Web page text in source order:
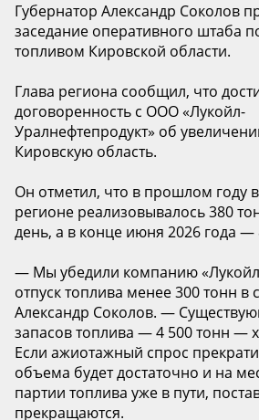
Губернатор Александр Соколов
заседание оперативного штаба
топливом Кировской области.
Глава региона сообщил, что
договоренность с ООО «Лукойл-
Уралнефтепродукт» об
Кировскую область.
Он отметил, что в прошлом году
регионе реализовывалось 380
день, а в конце июня 2026 года —
— Мы убедили компанию
отпуск топлива менее 300 тонн в
Александр Соколов. —
запасов топлива — 4 500 тонн —
Если ажиотажный спрос
объема будет достаточно и на
партии топлива уже в пути,
прекращаются.